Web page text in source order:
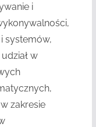
i
systemów,
w
zakresie